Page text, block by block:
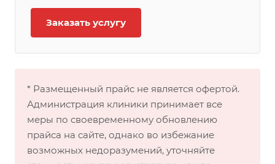
Заказать услугу
* Размещенный прайс не является офертой.
Администрация клиники принимает все
меры по своевременному обновлению
прайса на сайте, однако во избежание
возможных недоразумений, уточняйте